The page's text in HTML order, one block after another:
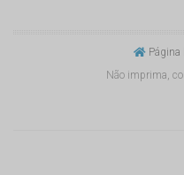
Página
Não imprima,